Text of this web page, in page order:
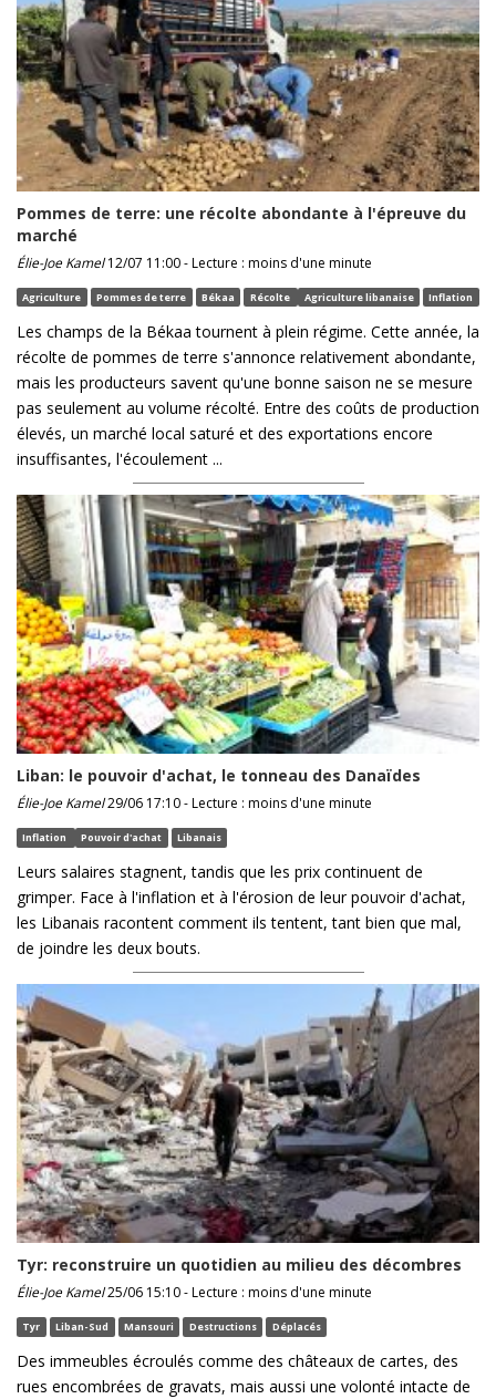
Pommes de terre: une récolte abondante à l'épreuve du
marché
Élie-Joe Kamel12/07 11:00 - Lecture : moins d'une minute
Agriculture Pommes de terre Békaa Récolte Agriculture libanaise Inflation
Les champs de la Békaa tournent à plein régime. Cette année, la
récolte de pommes de terre s'annonce relativement abondante,
mais les producteurs savent qu'une bonne saison ne se mesure
pas seulement au volume récolté. Entre des coûts de production
élevés, un marché local saturé et des exportations encore
insuffisantes, l'écoulement ...
Liban: le pouvoir d'achat, le tonneau des Danaïdes
Élie-Joe Kamel29/06 17:10 - Lecture : moins d'une minute
Inflation Pouvoir d'achat Libanais
Leurs salaires stagnent, tandis que les prix continuent de
grimper. Face à l'inflation et à l'érosion de leur pouvoir d'achat,
les Libanais racontent comment ils tentent, tant bien que mal,
de joindre les deux bouts.
Tyr: reconstruire un quotidien au milieu des décombres
Élie-Joe Kamel25/06 15:10 - Lecture : moins d'une minute
Tyr Liban-Sud Mansouri Destructions Déplacés
Des immeubles écroulés comme des châteaux de cartes, des
rues encombrées de gravats, mais aussi une volonté intacte de